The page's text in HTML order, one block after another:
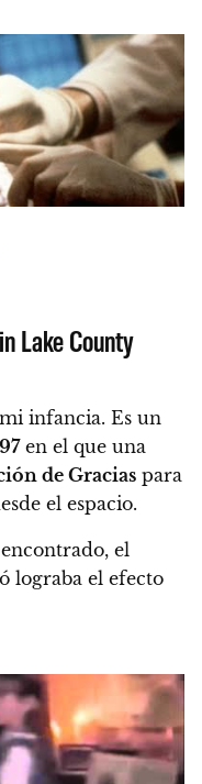
Lake County
infancia. Es un
en el que una
de Gracias para
el espacio.
el
lograba el efecto